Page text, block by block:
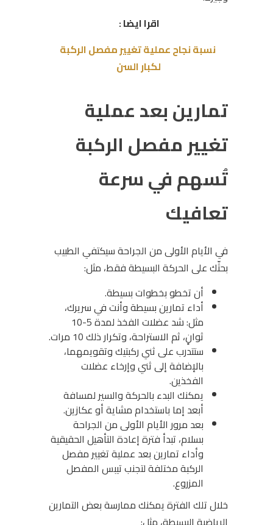
اقرا ايضا :
نسبة نجاح عملية تغيير مفصل الركبة
لكبار السن
تمارين بعد عملية
تغيير مفصل الركبة
تُسهم في سرعة
تعافيك
في الأيام الأولى من الجراحة سيكتفي الطبيب
بحثّك على الحركة البسيطة فقط، مثل:
أن تخطو بخطوات بسيطة.
أداء تمارين بسيطة وأنت في سريرك،
مثل: شد عضلات الفخذ لمدة 5-10
ثوانٍ، ثم الاستراحة، وتكرار ذلك 10 مرات.
ستتدرب على ثني ركبتيك وتقويمهما،
بالإضافة إلى ثني وإرخاء عضلات
الفخذين.
يمكنك البدء بالحركة والسير لمسافة
أبعد إما باستخدام مشاية أو عكازين.
بعد مرور الأيام الأولى من الجراحة
بسلام، تبدأ فترة إعادة التأهيل الحقيقية
وأداء تمارين بعد عملية تغيير مفصل
الركبة مختلفة لتجنب تيبس المفصل
المزروع.
خلال تلك الفترة يمكنك ممارسة بعض التمارين